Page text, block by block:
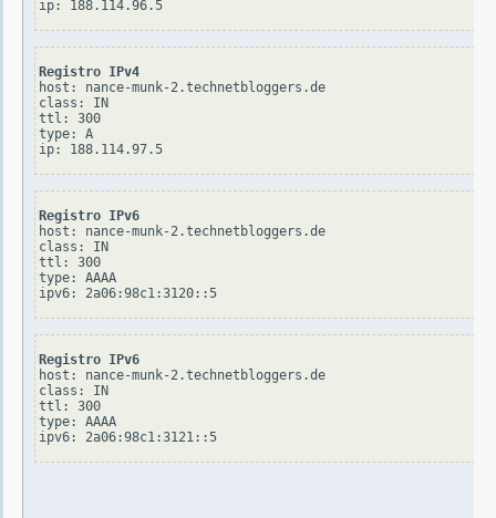
Registro IPv4
host: nance-munk-2.technetbloggers.de
class: IN
ttl: 300
type: A
Registro IPv6
host: nance-munk-2.technetbloggers.de
class: IN
ttl: 300
type: AAAA
Registro IPv6
host: nance-munk-2.technetbloggers.de
class: IN
ttl: 300
type: AAAA